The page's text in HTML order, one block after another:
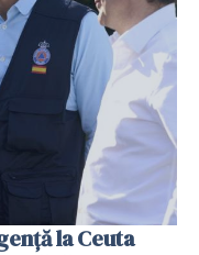
la Ceuta